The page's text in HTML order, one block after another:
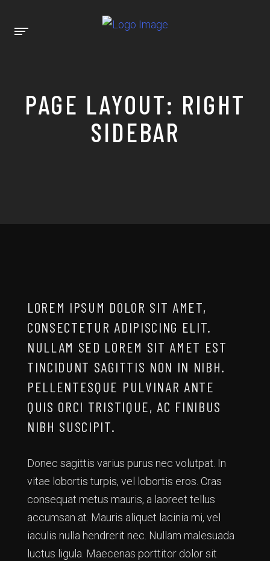
PAGE LAYOUT: RIGHT
SIDEBAR
LOREM IPSUM DOLOR SIT AMET,
CONSECTETUR ADIPISCING ELIT.
NULLAM SED LOREM SIT AMET EST
TINCIDUNT SAGITTIS NON IN NIBH.
PELLENTESQUE PULVINAR ANTE
QUIS ORCI TRISTIQUE, AC FINIBUS
NIBH SUSCIPIT.
Donec sagittis varius purus nec volutpat. In
vitae lobortis turpis, vel lobortis eros. Cras
consequat metus mauris, a laoreet tellus
accumsan at. Mauris aliquet lacinia mi, vel
iaculis nulla hendrerit nec. Nullam malesuada
luctus ligula. Maecenas porttitor dolor sit